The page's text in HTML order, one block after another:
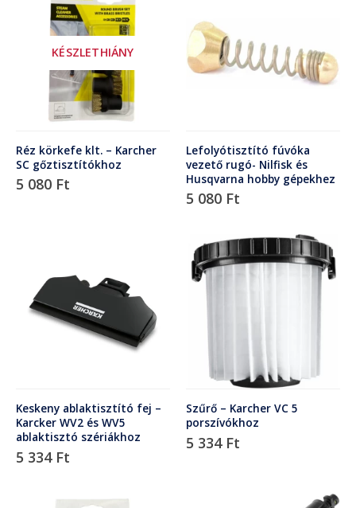
KÉSZLETHIÁNY
Réz körkefe klt. – Karcher
SC gőztisztítókhoz
5 080 Ft
Lefolyótisztító fúvóka
vezető rugó- Nilfisk és
Husqvarna hobby gépekhez
5 080 Ft
Keskeny ablaktisztító fej –
Karcker WV2 és WV5
ablaktisztó szériákhoz
5 334 Ft
Szűrő – Karcher VC 5
porszívókhoz
5 334 Ft